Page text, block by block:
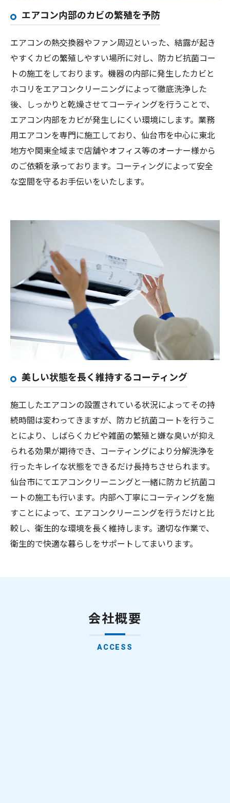
エアコン内部のカビの繁殖を予防
エアコンの熱交換器やファン周辺といった、結露が起き
やすくカビの繁殖しやすい場所に対し、防カビ抗菌コー
トの施工をしております。機器の内部に発生したカビと
ホコリをエアコンクリーニングによって徹底洗浄した
後、しっかりと乾燥させてコーティングを行うことで、
エアコン内部をカビが発生しにくい環境にします。業務
用エアコンを専門に施工しており、仙台市を中心に東北
地方や関東全域まで店舗やオフィス等のオーナー様から
のご依頼を承っております。コーティングによって安全
な空間を守るお手伝いをいたします。
美しい状態を長く維持するコーティング
施工したエアコンの設置されている状況によってその持
続時間は変わってきますが、防カビ抗菌コートを行うこ
とにより、しばらくカビや雑菌の繁殖と嫌な臭いが抑え
られる効果が期待でき、コーティングにより分解洗浄を
行ったキレイな状態をできるだけ長持ちさせられます。
仙台市にてエアコンクリーニングと一緒に防カビ抗菌コ
ートの施工も行います。内部へ丁寧にコーティングを施
すことによって、エアコンクリーニングを行うだけと比
較し、衛生的な環境を長く維持します。適切な作業で、
衛生的で快適な暮らしをサポートしてまいります。
会社概要
ACCESS